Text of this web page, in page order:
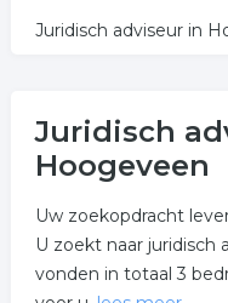
Juridisch adviseur in
Juridisch
Hoogeveen
Uw zoekopdracht
U zoekt naar juridisch
vonden in totaal 3